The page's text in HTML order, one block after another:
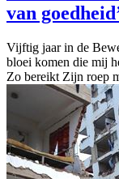
van
Vijftig jaar in de
bloei komen die mij
Zo bereikt Zijn roep